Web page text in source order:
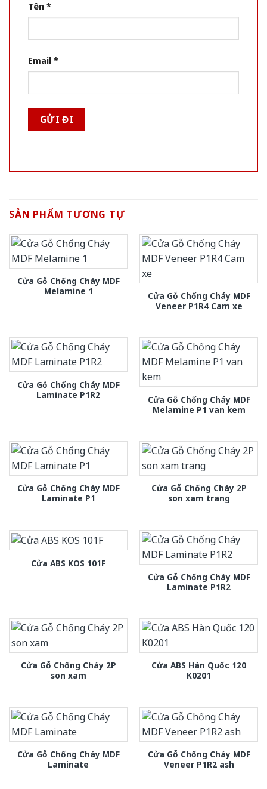
Tên *
Email *
SẢN PHẨM TƯƠNG TỰ
Cửa Gỗ Chống Cháy MDF
Melamine 1
Cửa Gỗ Chống Cháy MDF
Veneer P1R4 Cam xe
Cửa Gỗ Chống Cháy MDF
Laminate P1R2
Cửa Gỗ Chống Cháy MDF
Melamine P1 van kem
Cửa Gỗ Chống Cháy MDF
Laminate P1
Cửa Gỗ Chống Cháy 2P
son xam trang
Cửa ABS KOS 101F
Cửa Gỗ Chống Cháy MDF
Laminate P1R2
Cửa Gỗ Chống Cháy 2P
son xam
Cửa ABS Hàn Quốc 120
K0201
Cửa Gỗ Chống Cháy MDF
Laminate
Cửa Gỗ Chống Cháy MDF
Veneer P1R2 ash